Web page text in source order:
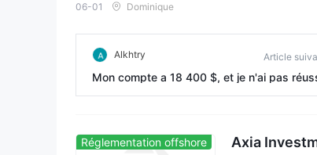
06-01 Dominique
Alkhtry
Mon compte a 18 400 $, et je n'ai pas
etirer mon argent de l'entreprise.
Article
Réglementation offshore Axia